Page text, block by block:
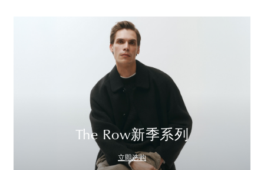
The Row新季系列
立即选购